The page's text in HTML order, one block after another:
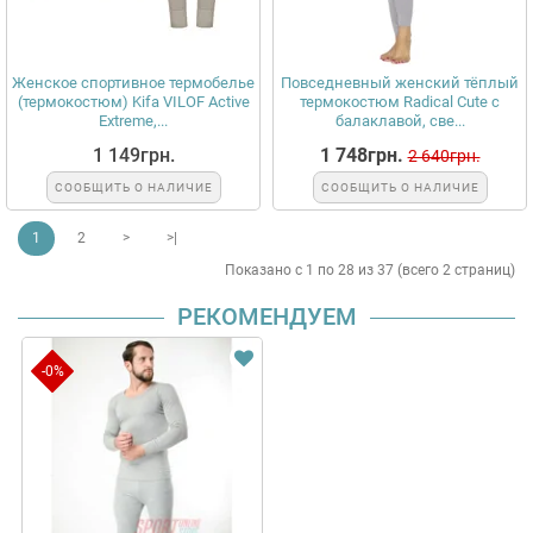
Женское спортивное термобелье
(термокостюм) Kifa VILOF Active
Extreme,...
1 149грн.
СООБЩИТЬ О НАЛИЧИЕ
Повседневный женский тёплый
термокостюм Radical Cute с
балаклавой, све...
1 748грн. 2 640грн.
СООБЩИТЬ О НАЛИЧИЕ
1 2 >
>|
Показано с 1 по 28 из 37 (всего 2 страниц)
РЕКОМЕНДУЕМ
-0%